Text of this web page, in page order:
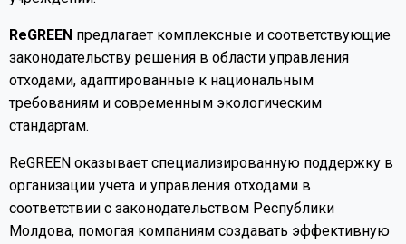
ReGREEN предлагает комплексные и соответствующие
законодательству решения в области управления
отходами, адаптированные к национальным
требованиям и современным экологическим
стандартам.
ReGREEN оказывает специализированную поддержку в
организации учета и управления отходами в
соответствии с законодательством Республики
Молдова, помогая компаниям создавать эффективную